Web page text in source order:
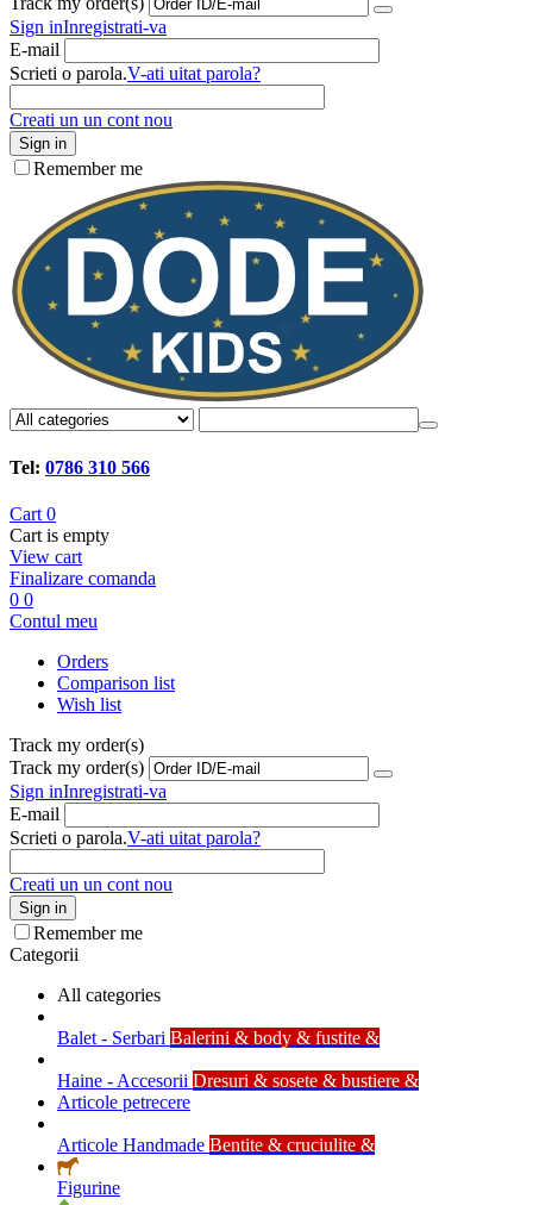
Sign inInregistrati-va
E-mail
Scrieti o parola.V-ati uitat parola?
Creati un un cont nou
Sign in
Remember me
Tel: 0786 310 566
Cart 0
Cart is empty
View cart
Finalizare comanda
0 0
Contul meu
Orders
Comparison list
Wish list
Track my order(s)
Track my order(s)
Sign inInregistrati-va
E-mail
Scrieti o parola.V-ati uitat parola?
Creati un un cont nou
Sign in
Remember me
Categorii
All categories
Balet - Serbari Balerini & body & fustite &
Haine - Accesorii Dresuri & sosete & bustiere &
Articole petrecere
Articole Handmade Bentite & cruciulite &
Figurine